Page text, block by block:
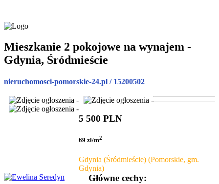
Mieszkanie 2 pokojowe na wynajem -
Gdynia, Śródmieście
nieruchomosci-pomorskie-24.pl / 15200502
5 500 PLN
69 zł/m2
Gdynia (Śródmieście) (Pomorskie, gm.
Gdynia)
Główne cechy: